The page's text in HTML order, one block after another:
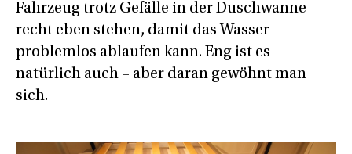
Fahrzeug trotz Gefälle in der Duschwanne
recht eben stehen, damit das Wasser
problemlos ablaufen kann. Eng ist es
natürlich auch – aber daran gewöhnt man
sich.